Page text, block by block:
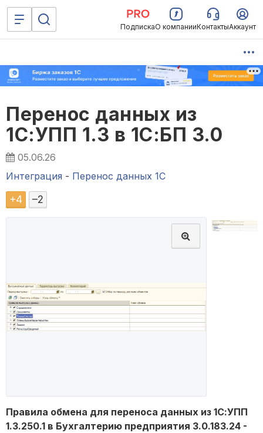
ПодпискаО компанииКонтактыАккаунт
Перенос данных из
1С:УПП 1.3 в 1С:БП 3.0
05.06.26
Интеграция - Перенос данных 1C
+4 –2
Правила обмена для переноса данных из 1С:УПП
1.3.250.1 в Бухгалтерию предприятия 3.0.183.24 -